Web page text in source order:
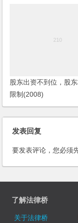
股东出资不到位，股
限制(2008)
发表回复
要发表评论，您必须
了解法律桥
关于法律桥